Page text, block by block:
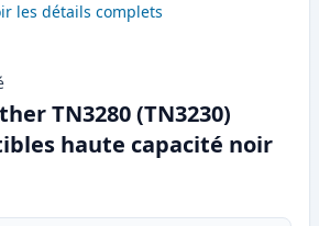
les détails complets
TN3280 (TN3230)
haute capacité noir